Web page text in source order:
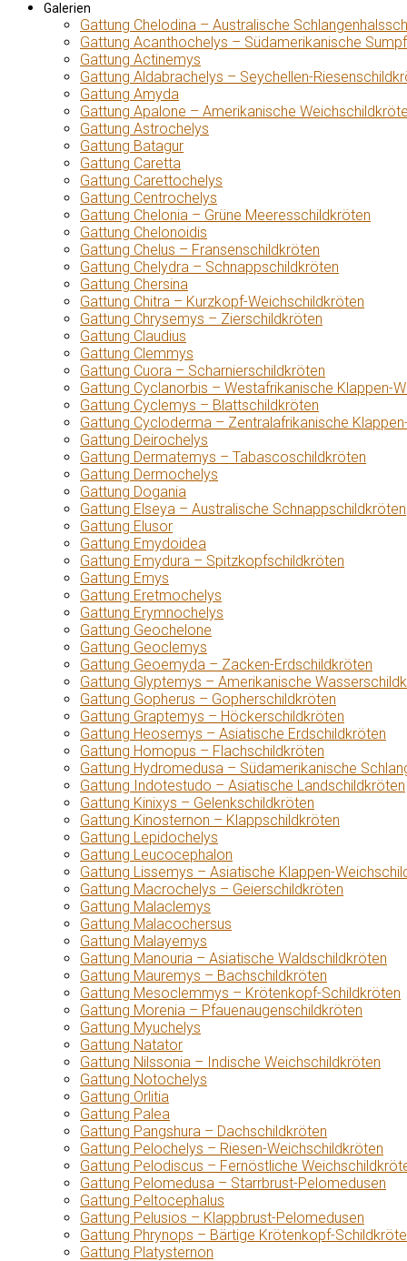
Galerien
Gattung Chelodina – Australische
Gattung Acanthochelys – Südamerikanische
Gattung Actinemys
Gattung Aldabrachelys – Seychellen-
Gattung Amyda
Gattung Apalone – Amerikanische
Gattung Astrochelys
Gattung Batagur
Gattung Caretta
Gattung Carettochelys
Gattung Centrochelys
Gattung Chelonia – Grüne Meeresschildkröten
Gattung Chelonoidis
Gattung Chelus – Fransenschildkröten
Gattung Chelydra – Schnappschildkröten
Gattung Chersina
Gattung Chitra – Kurzkopf-Weichschildkröten
Gattung Chrysemys – Zierschildkröten
Gattung Claudius
Gattung Clemmys
Gattung Cuora – Scharnierschildkröten
Gattung Cyclanorbis – Westafrikanische Klappen-
Gattung Cyclemys – Blattschildkröten
Gattung Cycloderma – Zentralafrikanische
Gattung Deirochelys
Gattung Dermatemys – Tabascoschildkröten
Gattung Dermochelys
Gattung Dogania
Gattung Elseya – Australische Schnappschildkröten
Gattung Elusor
Gattung Emydoidea
Gattung Emydura – Spitzkopfschildkröten
Gattung Emys
Gattung Eretmochelys
Gattung Erymnochelys
Gattung Geochelone
Gattung Geoclemys
Gattung Geoemyda – Zacken-Erdschildkröten
Gattung Glyptemys – Amerikanische
Gattung Gopherus – Gopherschildkröten
Gattung Graptemys – Höckerschildkröten
Gattung Heosemys – Asiatische Erdschildkröten
Gattung Homopus – Flachschildkröten
Gattung Hydromedusa – Südamerikanische
Gattung Indotestudo – Asiatische Landschildkröten
Gattung Kinixys – Gelenkschildkröten
Gattung Kinosternon – Klappschildkröten
Gattung Lepidochelys
Gattung Leucocephalon
Gattung Lissemys – Asiatische Klappen-
Gattung Macrochelys – Geierschildkröten
Gattung Malaclemys
Gattung Malacochersus
Gattung Malayemys
Gattung Manouria – Asiatische Waldschildkröten
Gattung Mauremys – Bachschildkröten
Gattung Mesoclemmys – Krötenkopf-Schildkröten
Gattung Morenia – Pfauenaugenschildkröten
Gattung Myuchelys
Gattung Natator
Gattung Nilssonia – Indische Weichschildkröten
Gattung Notochelys
Gattung Orlitia
Gattung Palea
Gattung Pangshura – Dachschildkröten
Gattung Pelochelys – Riesen-Weichschildkröten
Gattung Pelodiscus – Fernöstliche
Gattung Pelomedusa – Starrbrust-Pelomedusen
Gattung Peltocephalus
Gattung Pelusios – Klappbrust-Pelomedusen
Gattung Phrynops – Bärtige Krötenkopf-
Gattung Platysternon